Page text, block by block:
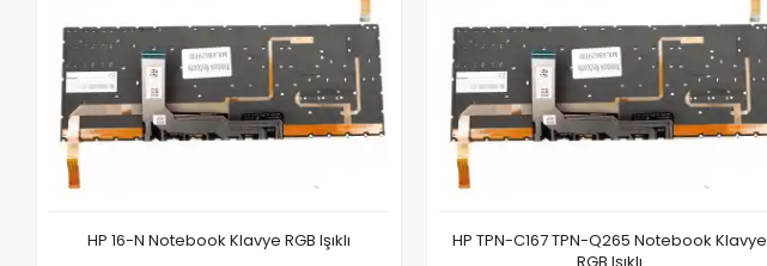
HP 16-N Notebook Klavye RGB Işıklı
HP TPN-C167 TPN-Q265 Notebook Klavye